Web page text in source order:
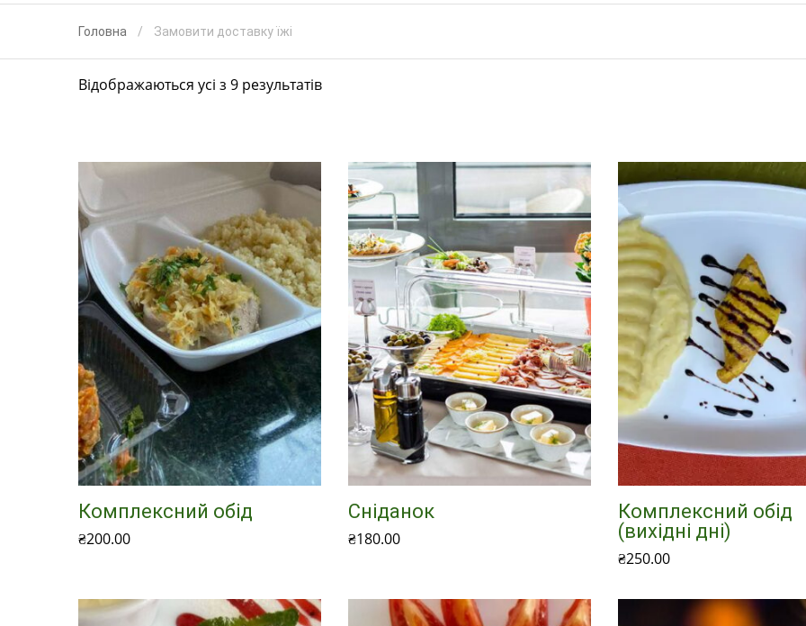
Головна Замовити доставку їжі
Відображаються усі з 9 результатів
Комплексний обід
₴200.00
Сніданок
₴180.00
Комплексний обід
(вихідні дні)
₴250.00